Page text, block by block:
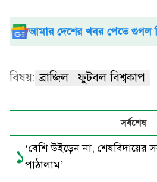
আমার দেশের খবর পেতে গুগল
বিষয়: ব্রাজিল ফুটবল বিশ্বকাপ
সর্বশেষ
১‘বেশি উইড়েন না, শেষবিদায়ের
পাঠালাম’